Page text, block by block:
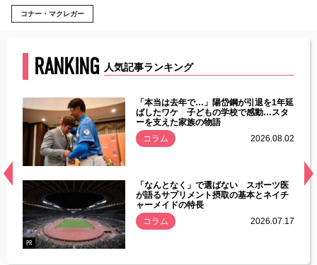
コナー・マクレガー
RANKING 人気記事ランキング
常
「本当は去年で…」陽岱鋼が引退を1年延
ばしたワケ 子どもの学校で感動…スタ
ーを支えた家族の物語
コラム
2026.08.02
PR
「なんとなく」で選ばない スポーツ医
が語るサプリメント摂取の基本とネイチ
ャーメイドの特長
コラム
2026.07.17